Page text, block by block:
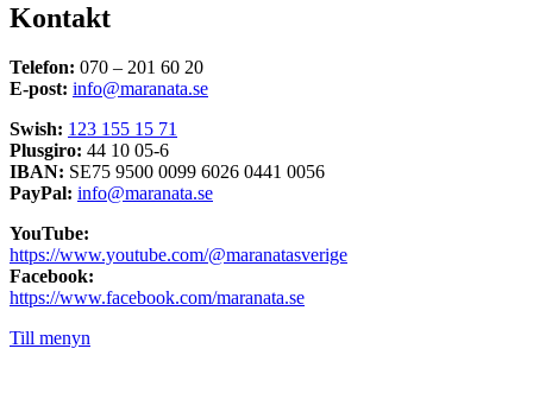
Kontakt
Telefon: 070 – 201 60 20
E-post: info@maranata.se
Swish: 123 155 15 71
Plusgiro: 44 10 05-6
IBAN: SE75 9500 0099 6026 0441 0056
PayPal: info@maranata.se
YouTube:
https://www.youtube.com/@maranatasverige
Facebook:
https://www.facebook.com/maranata.se
Till menyn